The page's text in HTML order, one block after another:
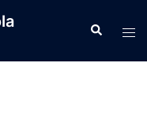
Search